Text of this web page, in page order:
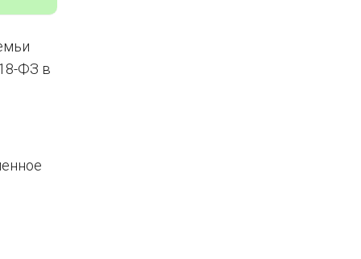
ФЗ в